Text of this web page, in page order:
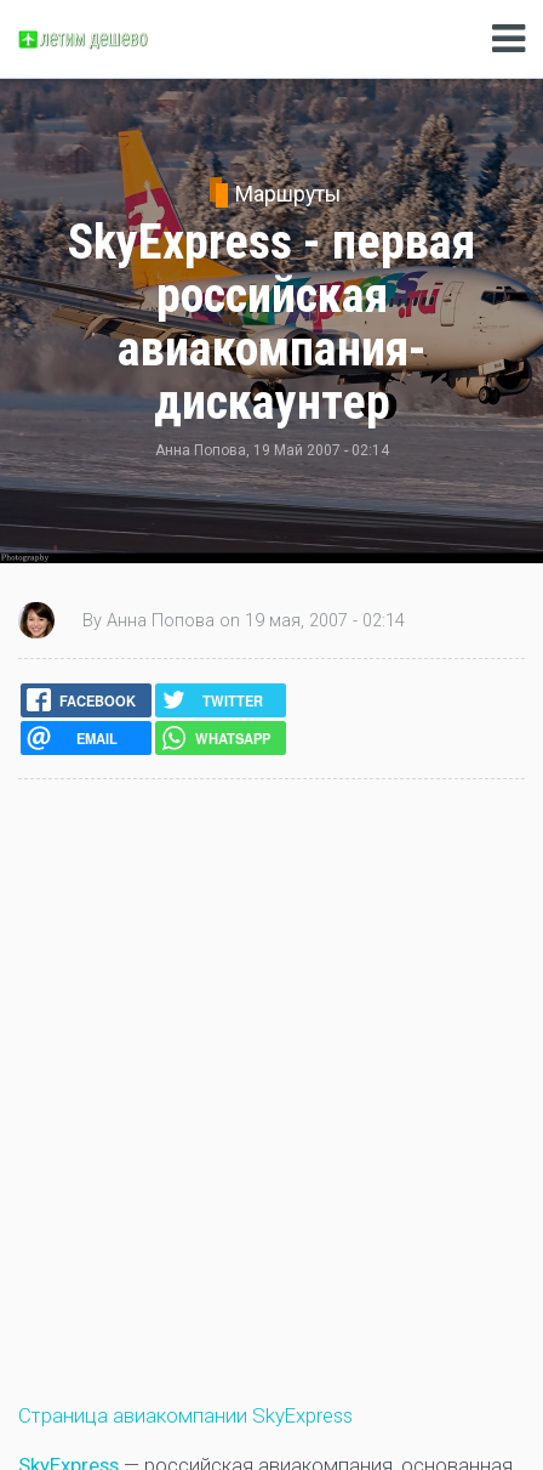
Маршруты
SkyExpress - первая
российская
авиакомпания-
дискаунтер
Анна Попова , 19 Май 2007 - 02:14
By Анна Попова on 19 мая, 2007 - 02:14
FACEBOOK
TWITTER
EMAIL
WHATSAPP
Страница авиакомпании SkyExpress